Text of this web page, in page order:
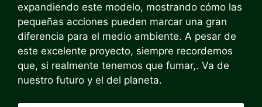
expandiendo este modelo, mostrando cómo las
pequeñas acciones pueden marcar una gran
diferencia para el medio ambiente. A pesar de
este excelente proyecto, siempre recordemos
que, si realmente tenemos que fumar,. Va de
nuestro futuro y el del planeta.